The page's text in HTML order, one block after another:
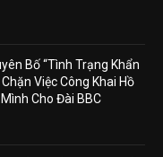
Bố “Tình Trạng Khẩn
Việc Công Khai Hồ
Cho Đài BBC